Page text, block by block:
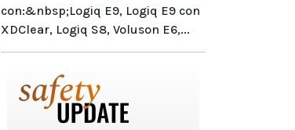
con:&nbsp;Logiq E9, Logiq E9 con
XDClear, Logiq S8, Voluson E6,...